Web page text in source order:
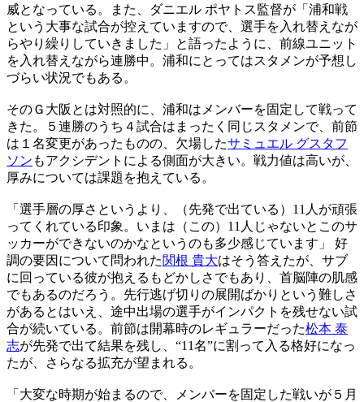
威となっている。また、ダニエル ポヤトス監督が「浦和戦
という大事な試合が控えていますので、選手を入れ替えなが
らやり繰りしていきました」と語ったように、前線ユニット
を入れ替えながら連勝中。浦和にとってはスタメンが予想し
づらい状況でもある。
そのＧ大阪とは対照的に、浦和はメンバーを固定して戦って
きた。５連勝のうち４試合はまったく同じスタメンで、前節
は１名変更があったものの、欠場したサミュエル グスタフ
ソン もアクシデントによる側面が大きい。戦力値は高いが、
厚みについては課題を抱えている。
「選手層の厚さというより、（先発で出ている）11人が頑張
ってくれている印象。いまは（この）11人じゃないとこのサ
ッカーができないのかなというのも多少感じています」 好
調の要因について問われた関根 貴大はそう答えたが、サブ
に回っている彼が抱えるもどかしさでもあり、首脳陣の肌感
でもあるのだろう。先行逃げ切りの展開ばかりという難しさ
があるとはいえ、途中出場の選手がインパクトを残せない試
合が続いている。前節は開幕時のレギュラーだった松本 泰
志が先発で出て結果を残し、“11名”に割って入る格好になっ
たが、さらなる拡充が望まれる。
「大変な時期が始まるので、メンバーを固定した戦いが５月